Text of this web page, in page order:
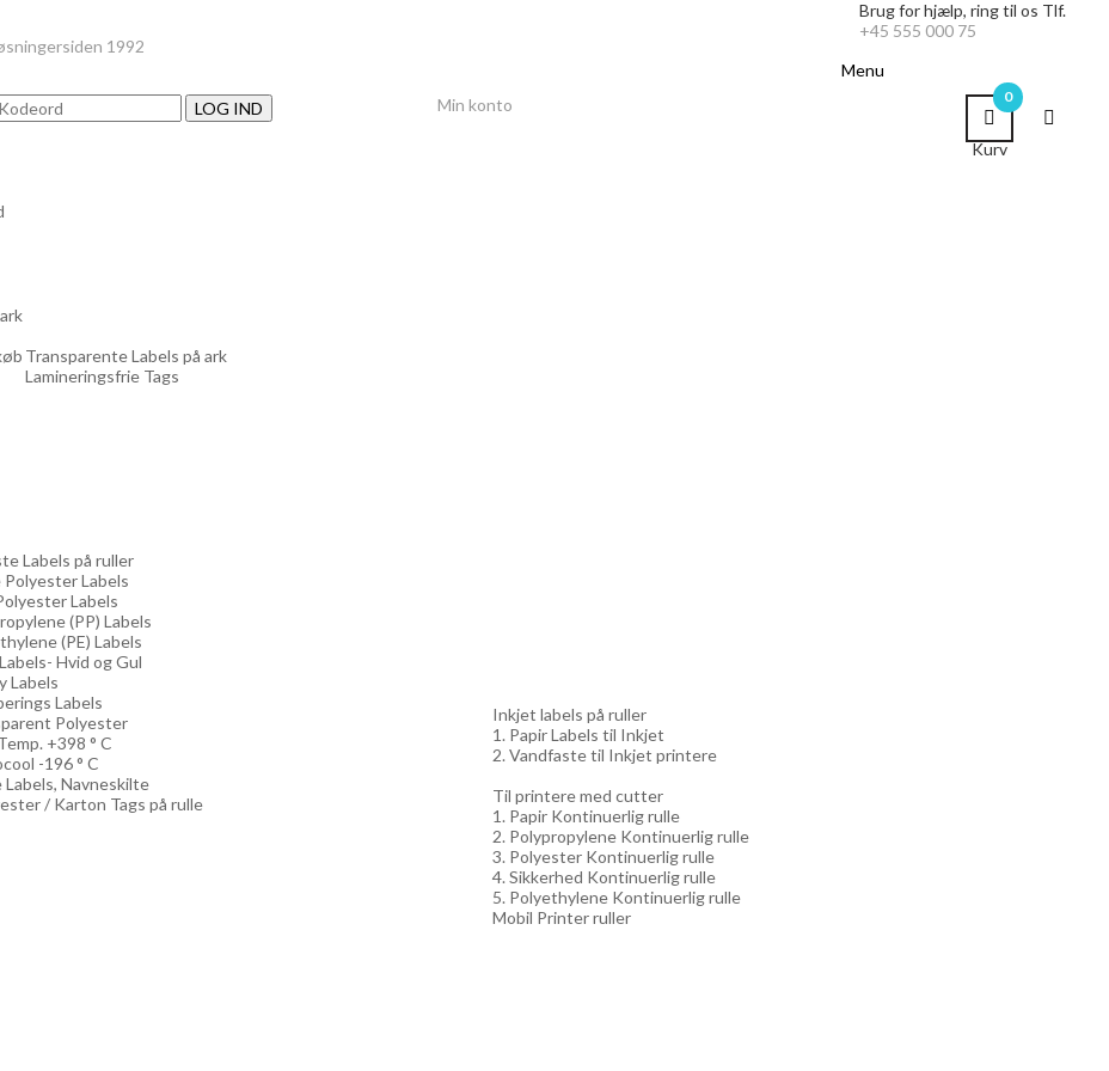
siden 1992
Brug for hjælp, ring til os Tlf.
+45 555 000 75
LOG IND
0
Kurv
Min konto
Menu
Transparente Labels på ark
Lamineringsfrie Tags
Labels på ruller
Polyester Labels
Labels
(PP) Labels
(PE) Labels
Hvid og Gul
Labels
Labels
Polyester
+398 ° C
-196 ° C
Labels, Navneskilte
/ Karton Tags på rulle
Inkjet labels på ruller
1. Papir Labels til Inkjet
2. Vandfaste til Inkjet printere
Til printere med cutter
1. Papir Kontinuerlig rulle
2. Polypropylene Kontinuerlig rulle
3. Polyester Kontinuerlig rulle
4. Sikkerhed Kontinuerlig rulle
5. Polyethylene Kontinuerlig rulle
Mobil Printer ruller